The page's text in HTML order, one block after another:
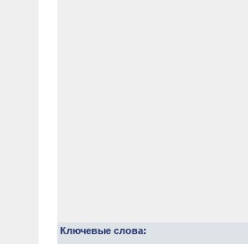
Ключевые слова: